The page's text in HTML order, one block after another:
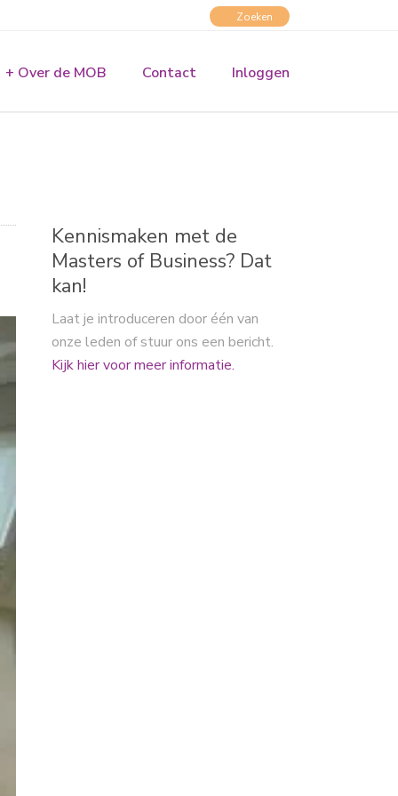
+ Over de MOB Contact Inloggen
Kennismaken met de
Masters of Business? Dat
kan!
Laat je introduceren door één van
onze leden of stuur ons een bericht.
Kijk hier voor meer informatie.